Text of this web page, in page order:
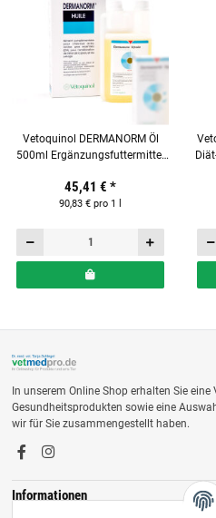
Vetoquinol DERMANORM Öl
500ml Ergänzungsfuttermittel
45,41 € *
90,83 € pro 1 l
In unserem Online Shop erhalten Sie
Gesundheitsprodukten sowie eine
wir für Sie zusammengestellt haben.
Informationen